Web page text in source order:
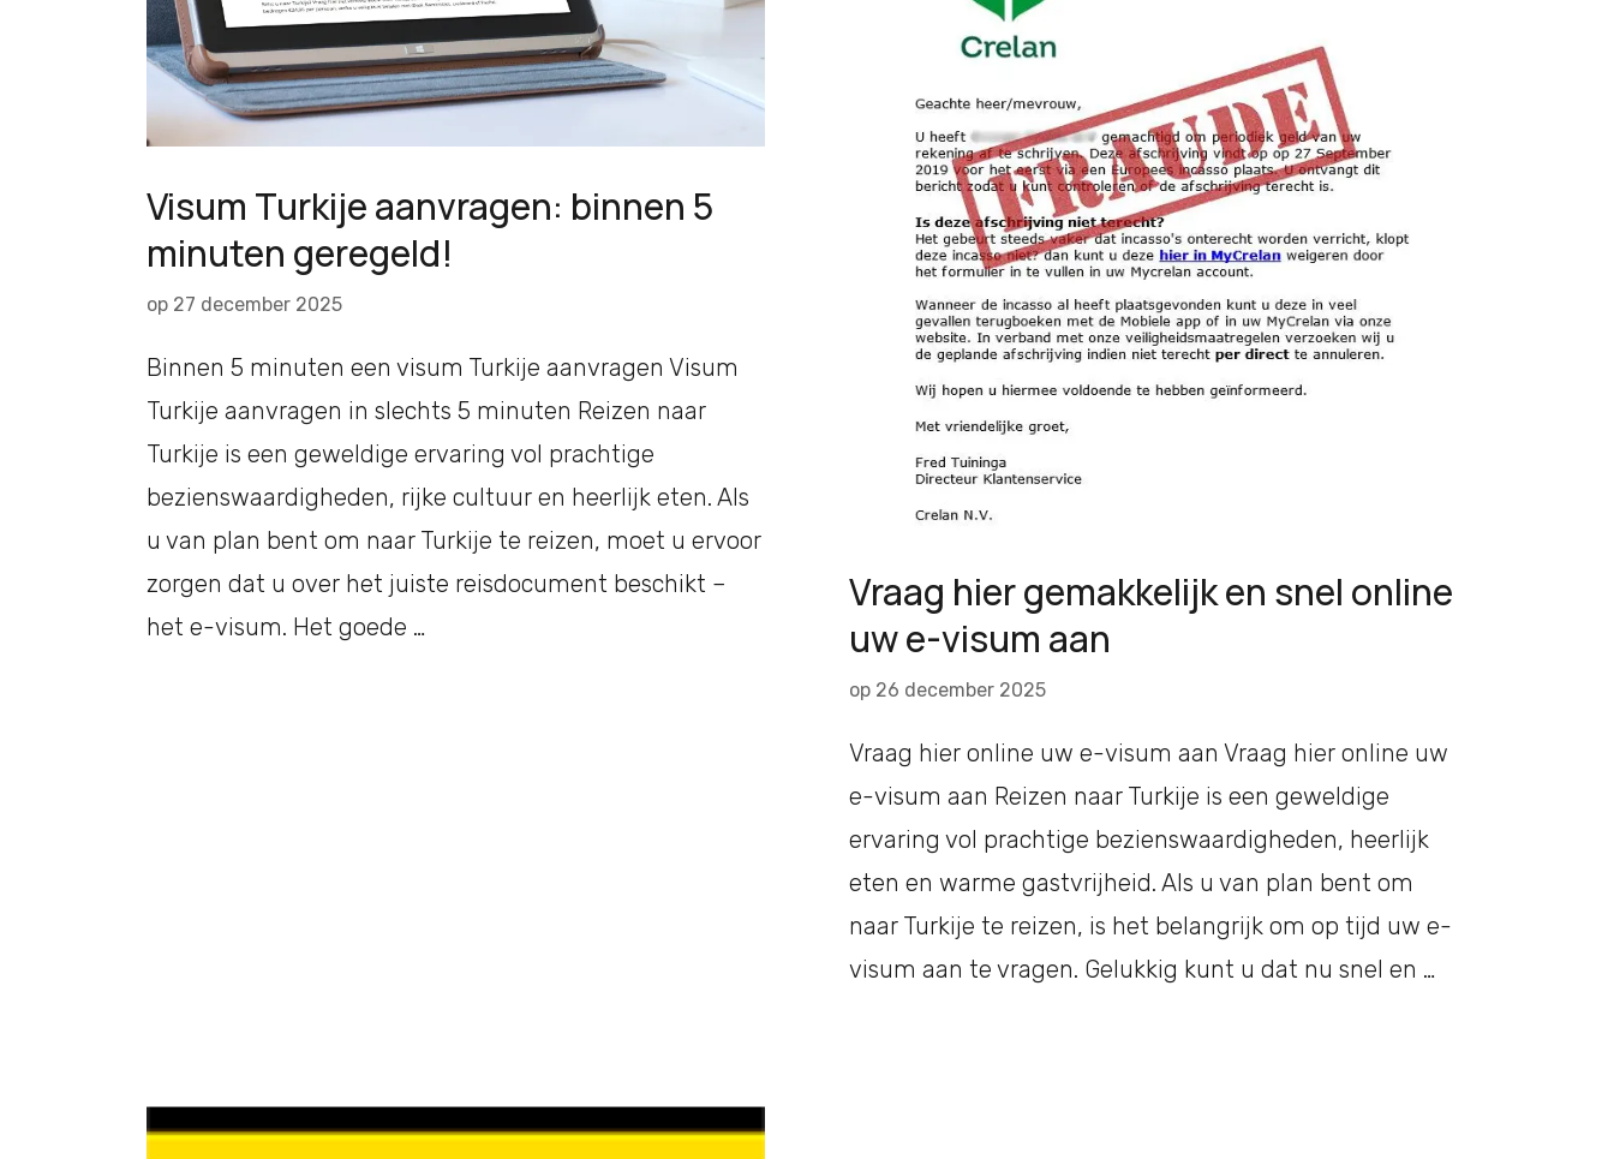
Visum Turkije aanvragen: binnen 5
minuten geregeld!
op 27 december 2025
Binnen 5 minuten een visum Turkije aanvragen Visum
Turkije aanvragen in slechts 5 minuten Reizen naar
Turkije is een geweldige ervaring vol prachtige
bezienswaardigheden, rijke cultuur en heerlijk eten. Als
u van plan bent om naar Turkije te reizen, moet u ervoor
zorgen dat u over het juiste reisdocument beschikt –
het e-visum. Het goede …
Vraag hier gemakkelijk en snel online
uw e-visum aan
op 26 december 2025
Vraag hier online uw e-visum aan Vraag hier online uw
e-visum aan Reizen naar Turkije is een geweldige
ervaring vol prachtige bezienswaardigheden, heerlijk
eten en warme gastvrijheid. Als u van plan bent om
naar Turkije te reizen, is het belangrijk om op tijd uw e-
visum aan te vragen. Gelukkig kunt u dat nu snel en …